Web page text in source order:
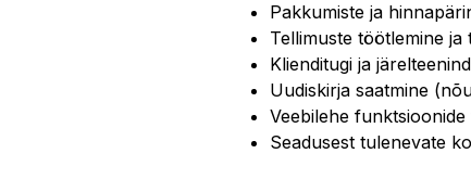
Pakkumiste ja
Tellimuste töötlemine ja
Klienditugi ja
Uudiskirja saatmine
Veebilehe
Seadusest tulenevate